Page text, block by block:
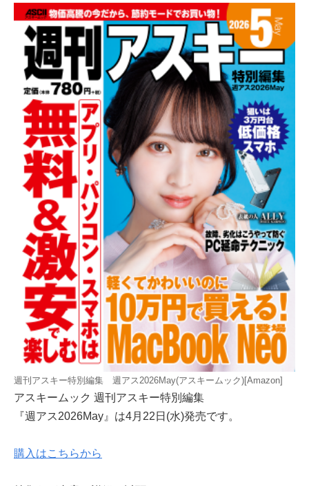
週刊アスキー特別編集 週アス2026May(アスキームック)[Amazon]
アスキームック 週刊アスキー特別編集
『週アス2026May』は4月22日(水)発売です。
購入はこちらから